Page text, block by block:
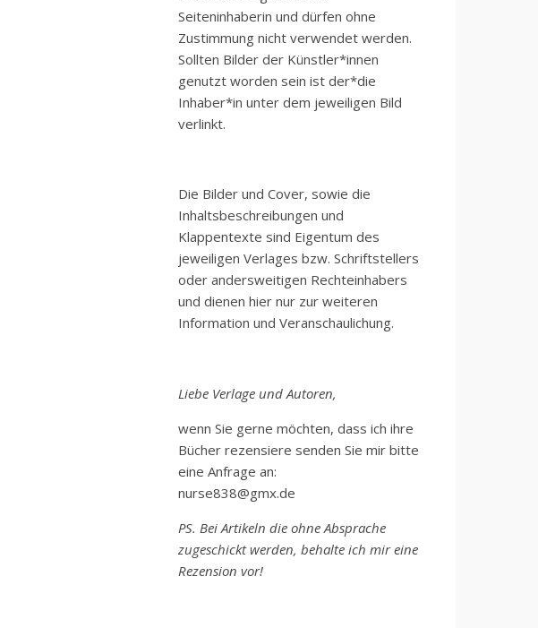
Seiteninhaberin und dürfen ohne
Zustimmung nicht verwendet werden.
Sollten Bilder der Künstler*innen
genutzt worden sein ist der*die
Inhaber*in unter dem jeweiligen Bild
verlinkt.
Die Bilder und Cover, sowie die
Inhaltsbeschreibungen und
Klappentexte sind Eigentum des
jeweiligen Verlages bzw. Schriftstellers
oder andersweitigen Rechteinhabers
und dienen hier nur zur weiteren
Information und Veranschaulichung.
Liebe Verlage und Autoren,
wenn Sie gerne möchten, dass ich ihre
Bücher rezensiere senden Sie mir bitte
eine Anfrage an:
nurse838@gmx.de
PS. Bei Artikeln die ohne Absprache
zugeschickt werden, behalte ich mir eine
Rezension vor!